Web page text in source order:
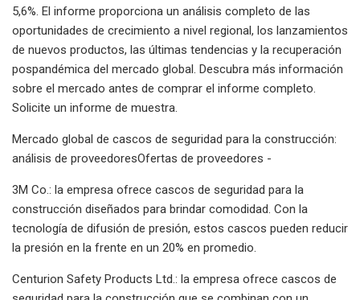
5,6%. El informe proporciona un análisis completo de las
oportunidades de crecimiento a nivel regional, los lanzamientos
de nuevos productos, las últimas tendencias y la recuperación
pospandémica del mercado global. Descubra más información
sobre el mercado antes de comprar el informe completo.
Solicite un informe de muestra.
Mercado global de cascos de seguridad para la construcción:
análisis de proveedoresOfertas de proveedores -
3M Co.: la empresa ofrece cascos de seguridad para la
construcción diseñados para brindar comodidad. Con la
tecnología de difusión de presión, estos cascos pueden reducir
la presión en la frente en un 20% en promedio.
Centurion Safety Products Ltd.: la empresa ofrece cascos de